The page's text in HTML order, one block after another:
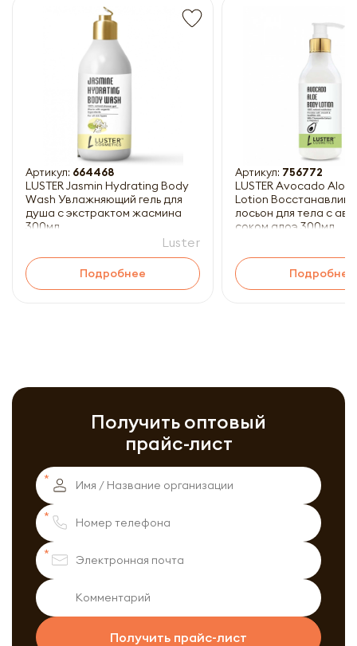
Артикул: 664468
LUSTER Jasmin Hydrating Body
Wash Увлажняющий гель для
душа с экстрактом жасмина
300мл
Luster
Подробнее
Артикул: 756772
LUSTER Avocado Aloe
Lotion
лосьон для тела с
соком алоэ 300мл
Подробнее
Получить оптовый
прайс-лист
Получить прайс-лист
Получить прайс-лист
Обязательны к заполнению